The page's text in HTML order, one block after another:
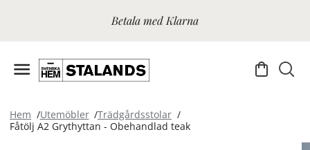
Betala med Klarna
Hem Utemöbler
Trädgårdsstolar
Fåtölj A2 Grythyttan - Obehandlad teak